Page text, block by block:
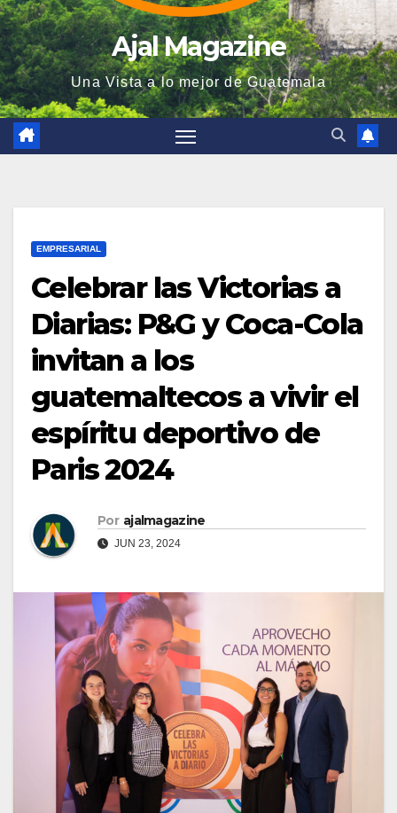
Ajal Magazine
Una Vista a lo mejor de Guatemala
EMPRESARIAL
Celebrar las Victorias a
Diarias: P&G y Coca-Cola
invitan a los
guatemaltecos a vivir el
espíritu deportivo de
Paris 2024
Por ajalmagazine
JUN 23, 2024